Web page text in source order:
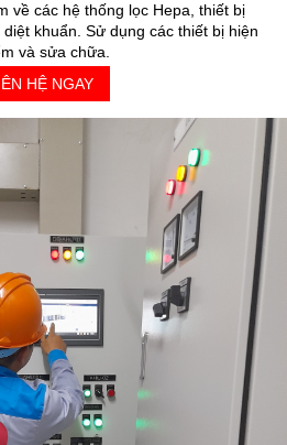
về các hệ thống lọc Hepa, thiết bị
khuẩn. Sử dụng các thiết bị hiện
và sửa chữa.
HỆ NGAY